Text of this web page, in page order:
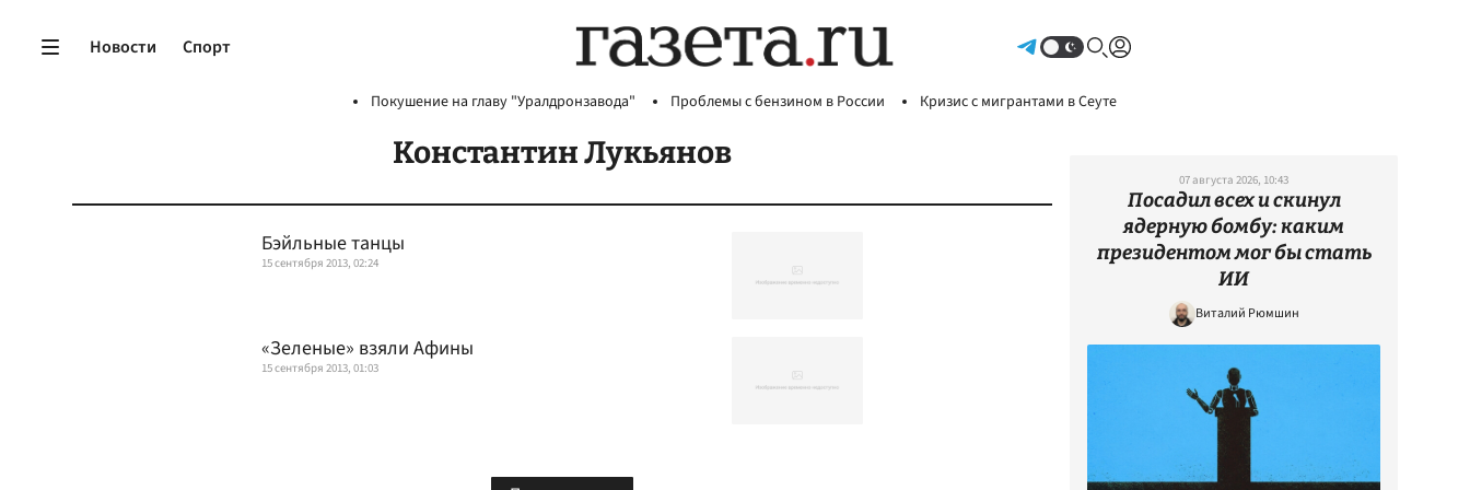
Новости Спорт
Покушение на главу "Уралдронзавода" Проблемы с бензином в России Кризис с мигрантами в Сеуте
Константин Лукьянов
Бэйльные танцы
15 сентября 2013, 02:24
«Зеленые» взяли Афины
15 сентября 2013, 01:03
07 августа 2026, 10:43
Посадил всех и скинул
ядерную бомбу: каким
президентом мог бы стать
ИИ
Виталий Рюмшин